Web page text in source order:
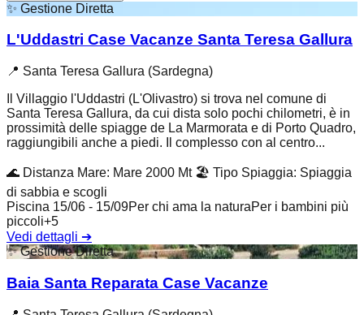
✨ Gestione Diretta
L'Uddastri Case Vacanze Santa Teresa Gallura
📍 Santa Teresa Gallura (Sardegna)
Il Villaggio l'Uddastri (L'Olivastro) si trova nel comune di
Santa Teresa Gallura, da cui dista solo pochi chilometri, è in
prossimità delle spiagge de La Marmorata e di Porto Quadro,
raggiungibili anche a piedi. Il complesso con al centro...
🌊 Distanza Mare: Mare 2000 Mt 🏖️ Tipo Spiaggia: Spiaggia
di sabbia e scogli
Piscina 15/06 - 15/09Per chi ama la naturaPer i bambini più
piccoli+5
Vedi dettagli ➔
✨Gestione Diretta
Baia Santa Reparata Case Vacanze